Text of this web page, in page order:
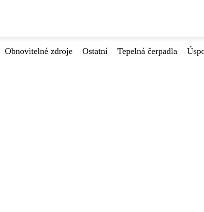
Obnovitelné zdroje Ostatní Tepelná čerpadla